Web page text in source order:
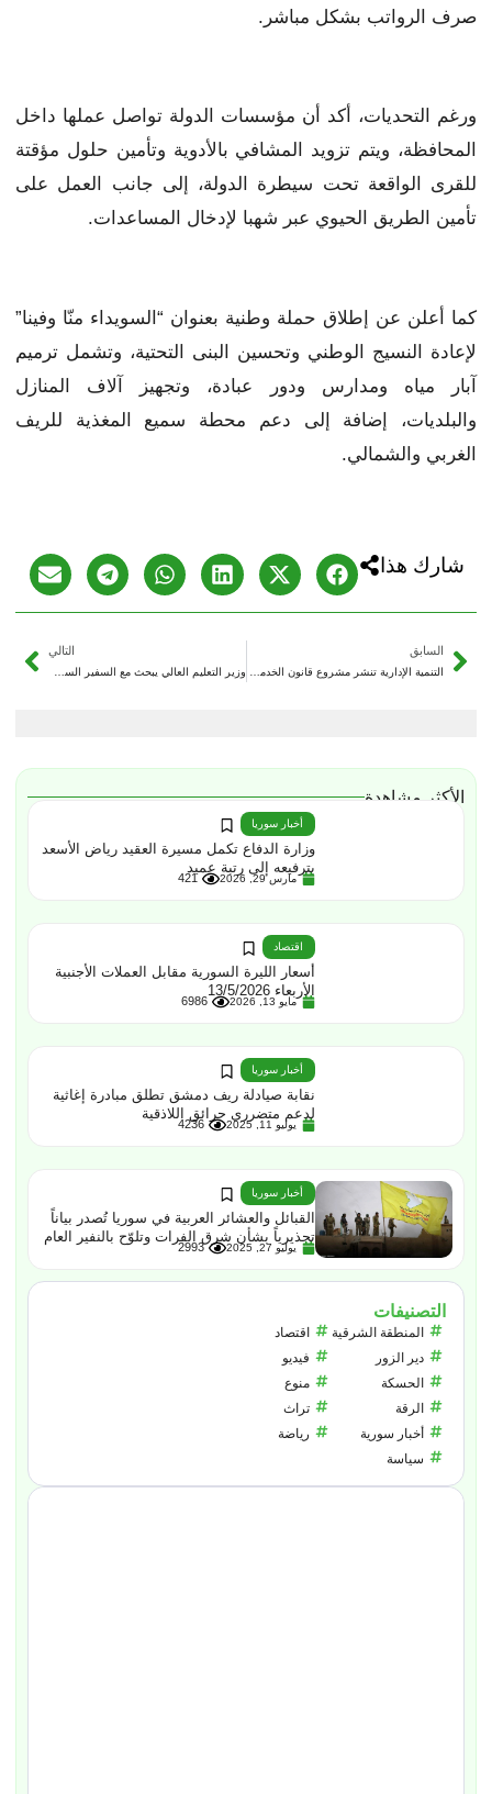
صرف الرواتب بشكل مباشر.
ورغم التحديات، أكد أن مؤسسات الدولة تواصل عملها داخل
المحافظة، ويتم تزويد المشافي بالأدوية وتأمين حلول مؤقتة
للقرى الواقعة تحت سيطرة الدولة، إلى جانب العمل على
تأمين الطريق الحيوي عبر شهبا لإدخال المساعدات.
كما أعلن عن إطلاق حملة وطنية بعنوان “السويداء منّا وفينا”
لإعادة النسيج الوطني وتحسين البنى التحتية، وتشمل ترميم
آبار مياه ومدارس ودور عبادة، وتجهيز آلاف المنازل
والبلديات، إضافة إلى دعم محطة سميع المغذية للريف
الغربي والشمالي.
شارك هذا
السابق
التنمية الإدارية تنشر مشروع قانون الخدمة المدنية في سوريا وتدعو لإبداء الملاحظات
التالي
وزير التعليم العالي يبحث مع السفير السوداني تعزيز التعاون العلمي وتبادل المنح الدراسية
الأكثر مشاهدة
أخبار سوريا
وزارة الدفاع تكمل مسيرة العقيد رياض الأسعد
بترفيعه إلى رتبة عميد
مارس 29, 2026 421
اقتصاد
أسعار الليرة السورية مقابل العملات الأجنبية
الأربعاء 13/5/2026
مايو 13, 2026 6986
أخبار سوريا
نقابة صيادلة ريف دمشق تطلق مبادرة إغاثية
لدعم متضرري حرائق اللاذقية
يوليو 11, 2025 4236
أخبار سوريا
القبائل والعشائر العربية في سوريا تُصدر بياناً
تحذيرياً بشأن شرق الفرات وتلوّح بالنفير العام
يوليو 27, 2025 2993
التصنيفات
المنطقة الشرقية
دير الزور
الحسكة
الرقة
أخبار سورية
سياسة
اقتصاد
فيديو
منوع
تراث
رياضة